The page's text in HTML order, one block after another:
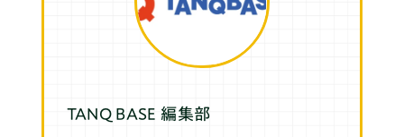
TANQ BASE 編集部